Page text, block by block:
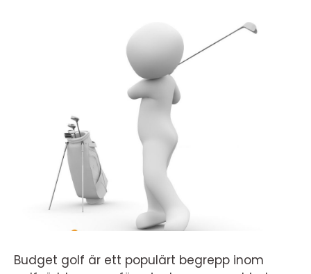
Budget golf är ett populärt begrepp inom